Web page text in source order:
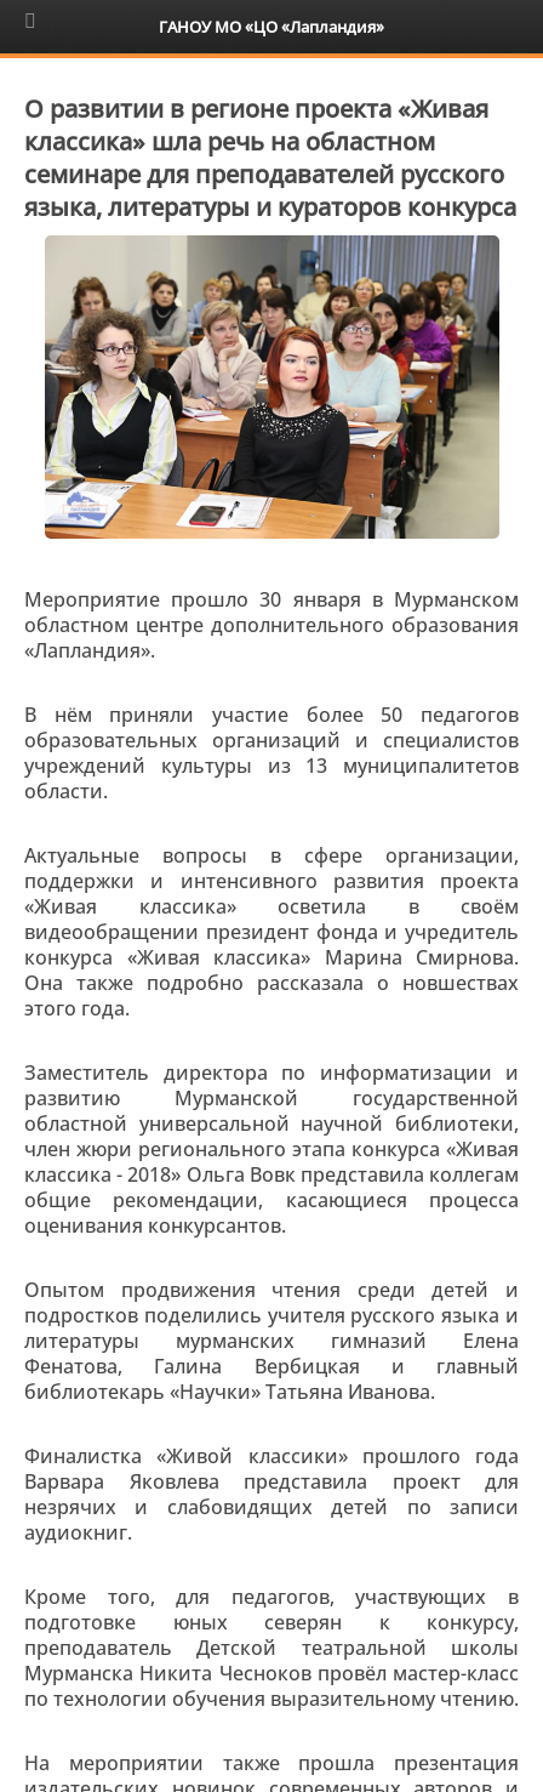
6+
О развитии в регионе проекта «Живая
классика» шла речь на областном
семинаре для преподавателей русского
языка, литературы и кураторов конкурса
Мероприятие прошло 30 января в Мурманском
областном центре дополнительного образования
«Лапландия».
В нём приняли участие более 50 педагогов
образовательных организаций и специалистов
учреждений культуры из 13 муниципалитетов
области.
Актуальные вопросы в сфере организации,
поддержки и интенсивного развития проекта
«Живая классика» осветила в своём
видеообращении президент фонда и учредитель
конкурса «Живая классика» Марина Смирнова.
Она также подробно рассказала о новшествах
этого года.
Заместитель директора по информатизации и
развитию Мурманской государственной
областной универсальной научной библиотеки,
член жюри регионального этапа конкурса «Живая
классика - 2018» Ольга Вовк представила коллегам
общие рекомендации, касающиеся процесса
оценивания конкурсантов.
Опытом продвижения чтения среди детей и
подростков поделились учителя русского языка и
литературы мурманских гимназий Елена
Фенатова, Галина Вербицкая и главный
библиотекарь «Научки» Татьяна Иванова.
Финалистка «Живой классики» прошлого года
Варвара Яковлева представила проект для
незрячих и слабовидящих детей по записи
аудиокниг.
Кроме того, для педагогов, участвующих в
подготовке юных северян к конкурсу,
преподаватель Детской театральной школы
Мурманска Никита Чесноков провёл мастер-класс
по технологии обучения выразительному чтению.
На мероприятии также прошла презентация
ГАНОУ МО «ЦО «Лапландия»